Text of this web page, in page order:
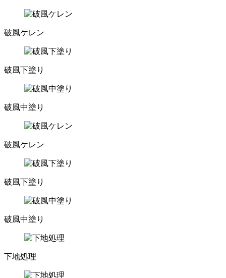
破風ケレン
破風下塗り
破風中塗り
破風ケレン
破風下塗り
破風中塗り
下地処理